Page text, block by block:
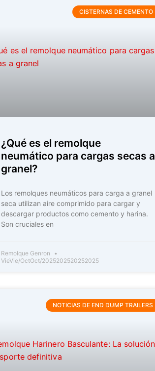
CISTERNAS DE CEMENTO
¿Qué es el remolque
neumático para cargas secas a
granel?
Los remolques neumáticos para carga a granel
seca utilizan aire comprimido para cargar y
descargar productos como cemento y harina.
Son cruciales en
Remolque Genron
VieVie/OctOct/2025202520252025
NOTICIAS DE END DUMP TRAILERS